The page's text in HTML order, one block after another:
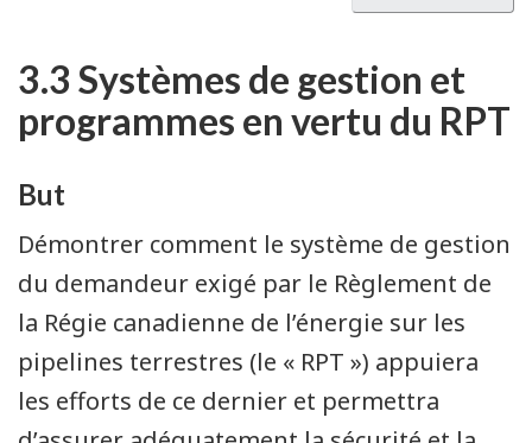
3.3 Systèmes de gestion et
programmes en vertu du RPT
But
Démontrer comment le système de gestion
du demandeur exigé par le Règlement de
la Régie canadienne de l’énergie sur les
pipelines terrestres (le « RPT ») appuiera
les efforts de ce dernier et permettra